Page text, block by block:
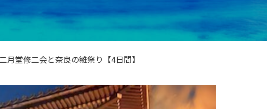
堂修二会と奈良の雛祭り【4日間】